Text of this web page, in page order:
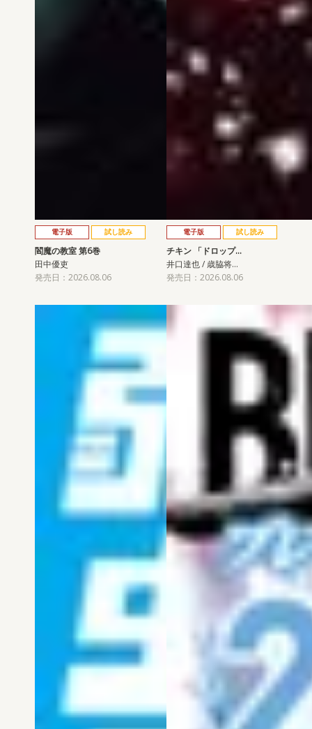
電子版 試し読み
閻魔の教室 第6巻
田中優吏
発売日：2026.08.06
電子版 試し読み
チキン 「ドロップ…
井口達也 / 歳脇将…
発売日：2026.08.06